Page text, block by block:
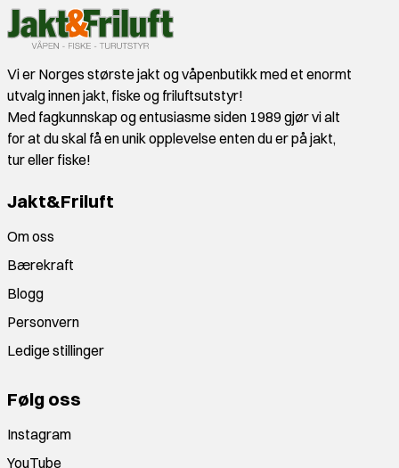
Vi er Norges største jakt og våpenbutikk med et enormt
utvalg innen jakt, fiske og friluftsutstyr!
Med fagkunnskap og entusiasme siden 1989 gjør vi alt
for at du skal få en unik opplevelse enten du er på jakt,
tur eller fiske!
Jakt&Friluft
Om oss
Bærekraft
Blogg
Personvern
Ledige stillinger
Følg oss
Instagram
YouTube